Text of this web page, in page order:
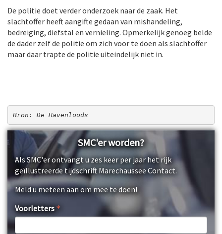
De politie doet verder onderzoek naar de zaak. Het
slachtoffer heeft aangifte gedaan van mishandeling,
bedreiging, diefstal en vernieling. Opmerkelijk genoeg belde
de dader zelf de politie om zich voor te doen als slachtoffer
maar daar trapte de politie uiteindelijk niet in.
Bron: De Havenloods
SMC'er worden?
Als SMC'er ontvangt u zes keer per jaar het rijk
geïllustreerde tijdschrift Marechaussee Contact.
Meld u meteen aan om mee te doen!
Voorletters